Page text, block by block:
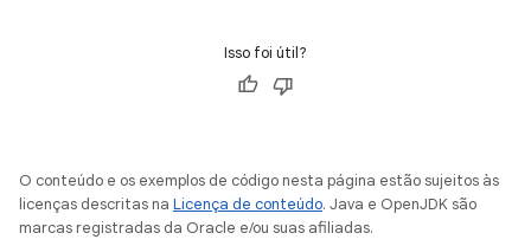
Isso foi útil?
O conteúdo e os exemplos de código nesta página estão sujeitos às
licenças descritas na Licença de conteúdo. Java e OpenJDK são
marcas registradas da Oracle e/ou suas afiliadas.